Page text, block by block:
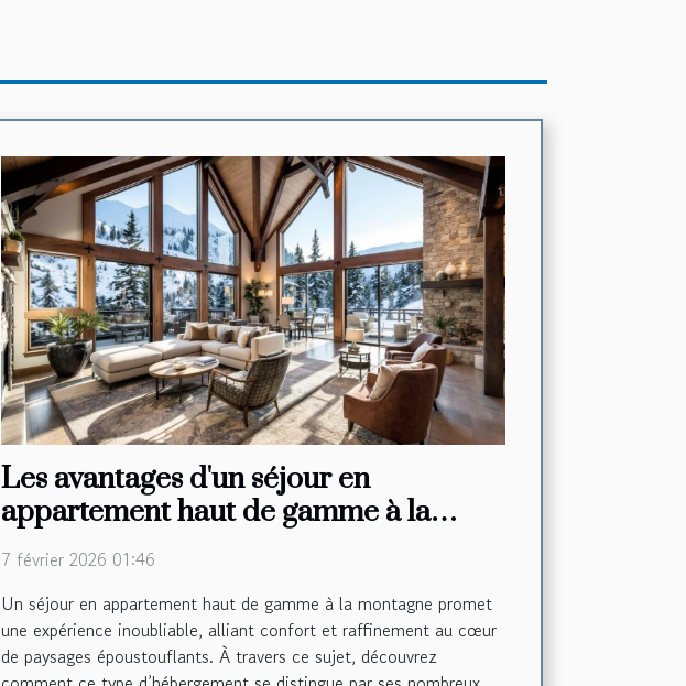
Les avantages d'un séjour en
appartement haut de gamme à la
montagne
7 février 2026 01:46
Un séjour en appartement haut de gamme à la montagne promet
une expérience inoubliable, alliant confort et raffinement au cœur
de paysages époustouflants. À travers ce sujet, découvrez